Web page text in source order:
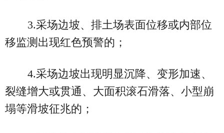
3.采场边坡、排土场表面位移或内部位
移监测出现红色预警的；
4.采场边坡出现明显沉降、变形加速、
裂缝增大或贯通、大面积滚石滑落、小型崩
塌等滑坡征兆的；